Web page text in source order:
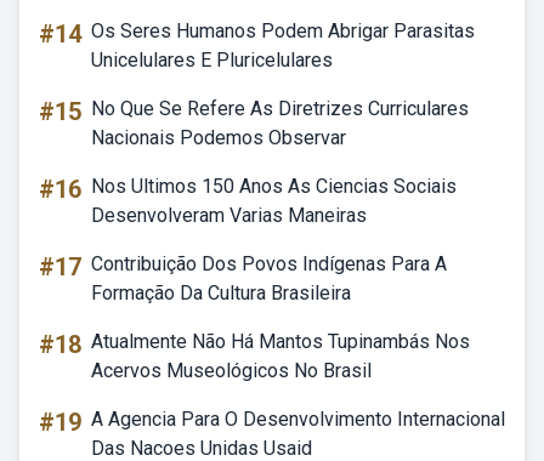
#14 Os Seres Humanos Podem Abrigar Parasitas
Unicelulares E Pluricelulares
#15 No Que Se Refere As Diretrizes Curriculares
Nacionais Podemos Observar
#16 Nos Ultimos 150 Anos As Ciencias Sociais
Desenvolveram Varias Maneiras
#17 Contribuição Dos Povos Indígenas Para A
Formação Da Cultura Brasileira
#18 Atualmente Não Há Mantos Tupinambás Nos
Acervos Museológicos No Brasil
#19 A Agencia Para O Desenvolvimento Internacional
Das Nacoes Unidas Usaid